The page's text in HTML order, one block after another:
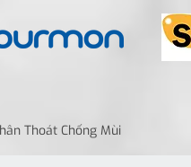
Thoát Chống Mùi